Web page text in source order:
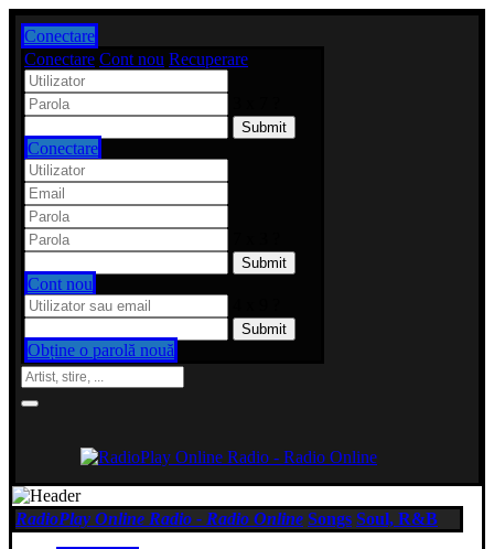
Conectare
Conectare Cont nou Recuperare
Conectare
Cont nou
Obține o parolă nouă
RadioPlay Online Radio - Radio Online Songs Soul, R&B